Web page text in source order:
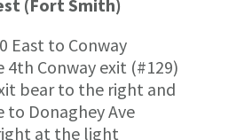
(Fort Smith)
East to Conway
4th Conway exit (#129)
bear to the right and
to Donaghey Ave
at the light